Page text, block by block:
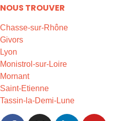
NOUS TROUVER
Chasse-sur-Rhône
Givors
Lyon
Monistrol-sur-Loire
Mornant
Saint-Etienne
Tassin-la-Demi-Lune